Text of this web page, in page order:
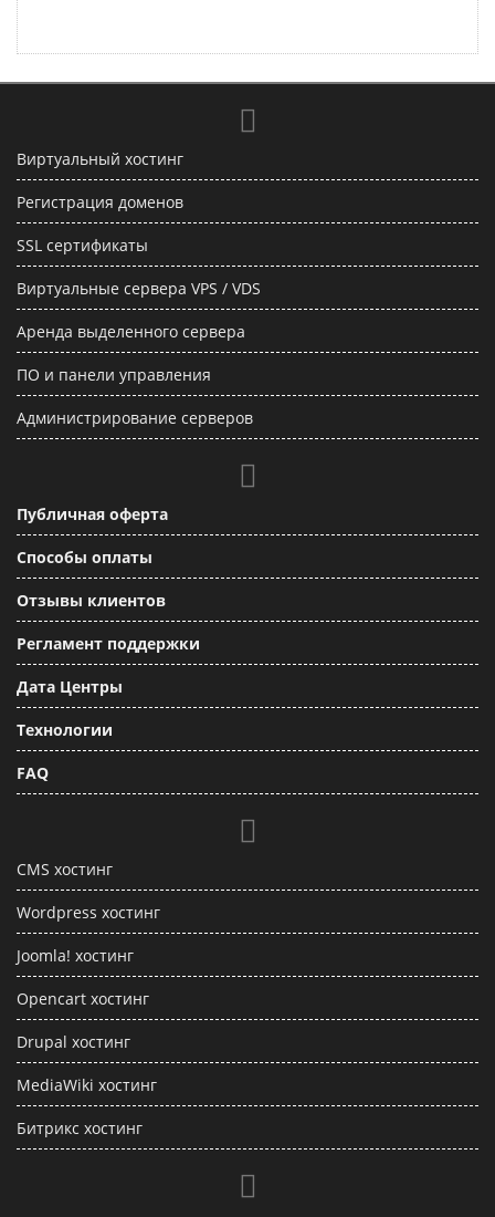
Виртуальный хостинг
Регистрация доменов
SSL сертификаты
Виртуальные сервера VPS / VDS
Аренда выделенного сервера
ПО и панели управления
Администрирование серверов
Публичная оферта
Способы оплаты
Отзывы клиентов
Регламент поддержки
Дата Центры
Технологии
FAQ
CMS хостинг
Wordpress хостинг
Joomla! хостинг
Opencart хостинг
Drupal хостинг
MediaWiki хостинг
Битрикс хостинг